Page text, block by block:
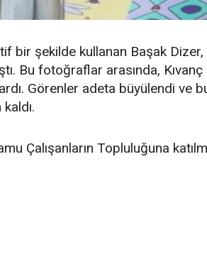
bir şekilde kullanan Başak
Bu fotoğraflar arasında,
Görenler adeta büyülendi ve
Çalışanların Topluluğuna